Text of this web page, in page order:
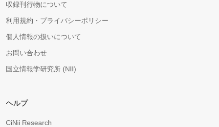
収録刊行物について
利用規約・プライバシーポリシー
個人情報の扱いについて
お問い合わせ
国立情報学研究所 (NII)
ヘルプ
CiNii Research